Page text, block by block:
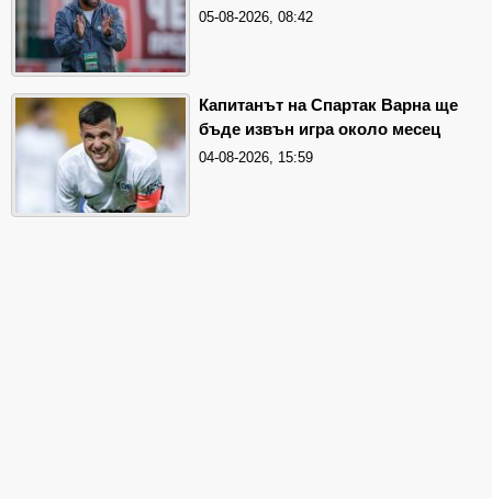
05-08-2026, 08:42
Капитанът на Спартак Варна ще
бъде извън игра около месец
04-08-2026, 15:59